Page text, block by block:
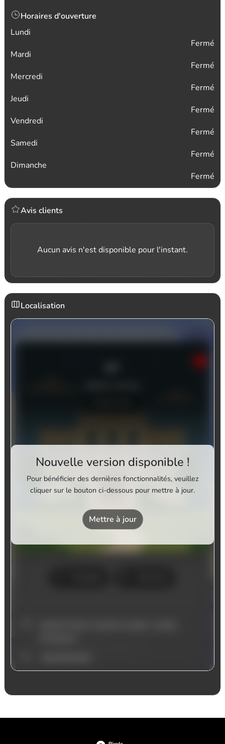
Horaires d'ouverture
Lundi
Fermé
Mardi
Fermé
Mercredi
Fermé
Jeudi
Fermé
Vendredi
Fermé
Samedi
Fermé
Dimanche
Fermé
Avis clients
Aucun avis n'est disponible pour l'instant.
Localisation